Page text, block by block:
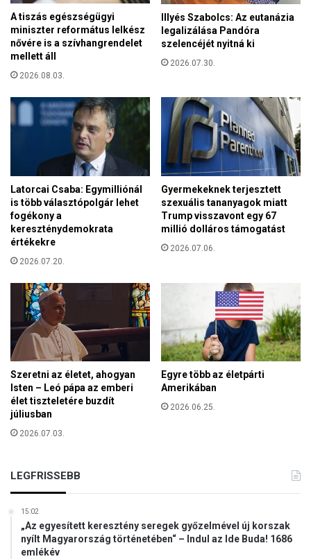
A tiszás egészségügyi
miniszter református lelkész
nővére is a szívhangrendelet
mellett áll
2026.08.03.
Illyés Szabolcs: Az eutanázia
legalizálása Pandóra
szelencéjét nyitná ki
2026.07.30.
Latorcai Csaba: Egymilliónál
is több választópolgár lehet
fogékony a
kereszténydemokrata
értékekre
2026.07.20.
Gyermekeknek terjesztett
szexuális tananyagok miatt
Trump visszavont egy 67
millió dolláros támogatást
2026.07.06.
Szeretni az életet, ahogyan
Isten – Leó pápa az emberi
élet tiszteletére buzdít
júliusban
2026.07.03.
Egyre több az életpárti
Amerikában
2026.06.25.
LEGFRISSEBB
15:02
„Az egyesített keresztény seregek győzelmével új korszak
nyílt Magyarország történetében“ – Indul az Ide Buda! 1686
emlékév